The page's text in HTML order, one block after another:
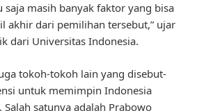
masih banyak faktor yang bisa
akhir dari pemilihan tersebut,” ujar
dari Universitas Indonesia.
tokoh-tokoh lain yang disebut-
untuk memimpin Indonesia
satunya adalah Prabowo